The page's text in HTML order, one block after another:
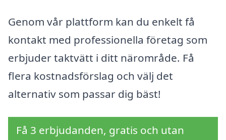
Genom vår plattform kan du enkelt få
kontakt med professionella företag som
erbjuder taktvätt i ditt närområde. Få
flera kostnadsförslag och välj det
alternativ som passar dig bäst!
Få 3 erbjudanden, gratis och utan